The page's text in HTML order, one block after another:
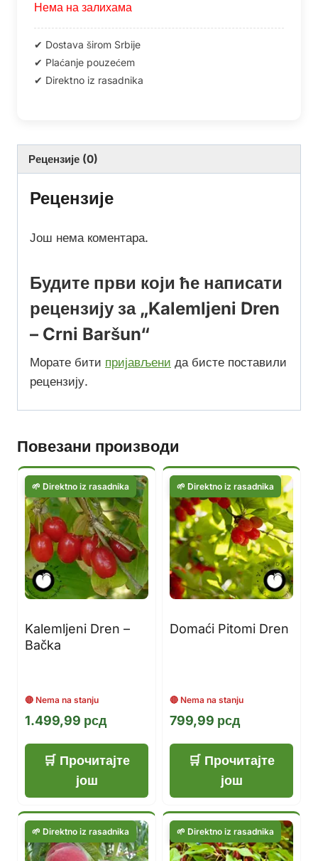
Нема на залихама
Рецензије (0)
Рецензије
Још нема коментара.
Будите први који ће написати
рецензију за „Kalemljeni Dren
– Crni Baršun“
Морате бити пријављени да бисте поставили
рецензију.
Повезани производи
Kalemljeni Dren –
Bačka
1.499,99 рсд
Прочитајте
још
Domaći Pitomi Dren
799,99 рсд
Прочитајте
још